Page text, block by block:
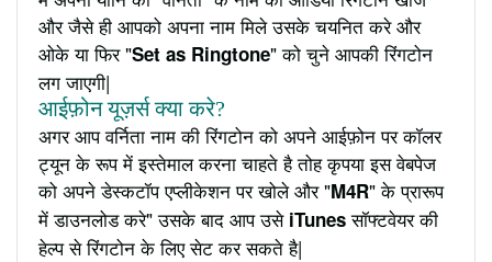
और जैसे ही आपको अपना नाम मिले उसके चयनित करे और
ओके या फिर "Set as Ringtone" को चुने आपकी रिंगटोन
लग जाएगी|
आईफ़ोन यूज़र्स क्या करे?
अगर आप वर्निता नाम की रिंगटोन को अपने आईफ़ोन पर कॉलर
ट्यून के रूप में इस्तेमाल करना चाहते है तोह कृपया इस वेबपेज
को अपने डेस्कटॉप एप्लीकेशन पर खोले और "M4R" के प्रारूप
में डाउनलोड करे" उसके बाद आप उसे iTunesसॉफ्टवेयर की
हेल्प से रिंगटोन के लिए सेट कर सकते है|